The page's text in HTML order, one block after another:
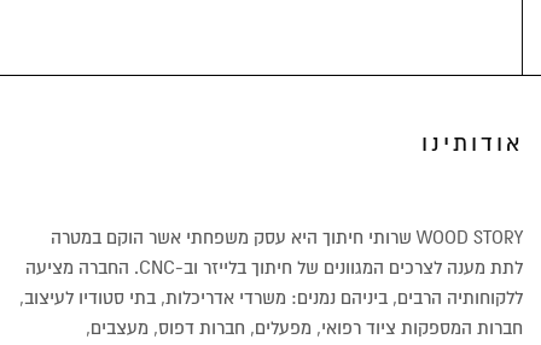
אודותינו
WOOD STORY שרותי חיתוך היא עסק משפחתי אשר הוקם במטרה
לתת מענה לצרכים המגוונים של חיתוך בלייזר וב-CNC. החברה מציעה
ללקוחותיה הרבים, ביניהם נמנים: משרדי אדריכלות, בתי סטודיו לעיצוב,
חברות המספקות ציוד רפואי, מפעלים, חברות דפוס, מעצבים,